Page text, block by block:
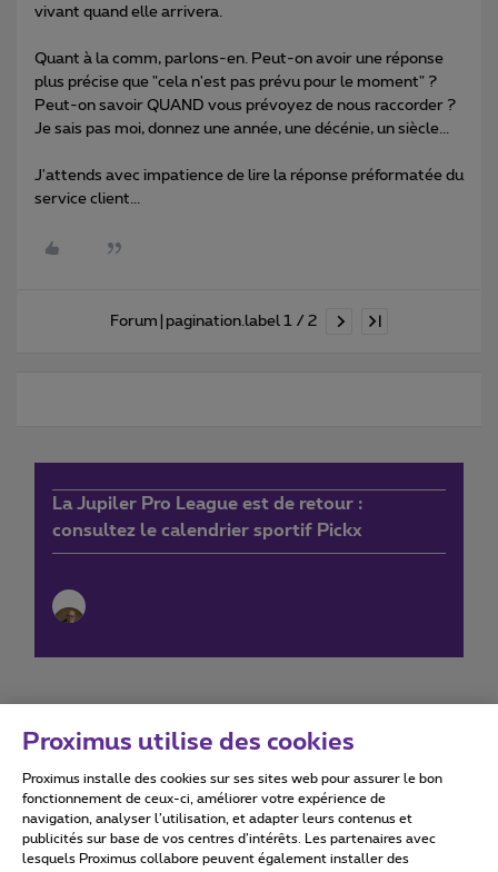
vivant quand elle arrivera.
Quant à la comm, parlons-en. Peut-on avoir une réponse
plus précise que "cela n'est pas prévu pour le moment" ?
Peut-on savoir QUAND vous prévoyez de nous raccorder ?
Je sais pas moi, donnez une année, une décénie, un siècle...
J'attends avec impatience de lire la réponse préformatée du
service client...
Forum|pagination.label 1 / 2
La Jupiler Pro League est de retour :
consultez le calendrier sportif Pickx
Conditions d'utilisation Accessibility statement
Proximus utilise des cookies
Proximus installe des cookies sur ses sites web pour assurer le bon
fonctionnement de ceux-ci, améliorer votre expérience de
navigation, analyser l’utilisation, et adapter leurs contenus et
publicités sur base de vos centres d’intérêts. Les partenaires avec
lesquels Proximus collabore peuvent également installer des